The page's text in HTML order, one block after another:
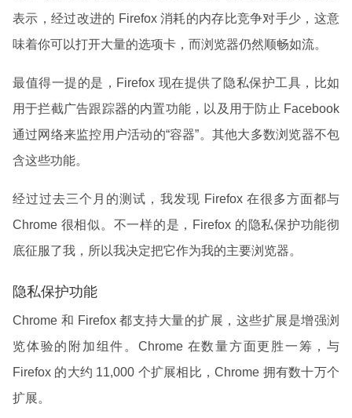
表示，经过改进的 Firefox 消耗的内存比竞争对手少，这意
味着你可以打开大量的选项卡，而浏览器仍然顺畅如流。
最值得一提的是，Firefox 现在提供了隐私保护工具，比如
用于拦截广告跟踪器的内置功能，以及用于防止 Facebook
通过网络来监控用户活动的“容器”。其他大多数浏览器不包
含这些功能。
经过过去三个月的测试，我发现 Firefox 在很多方面都与
Chrome 很相似。不一样的是，Firefox 的隐私保护功能彻
底征服了我，所以我决定把它作为我的主要浏览器。
隐私保护功能
Chrome 和 Firefox 都支持大量的扩展，这些扩展是增强浏
览体验的附加组件。Chrome 在数量方面更胜一筹，与
Firefox 的大约 11,000 个扩展相比，Chrome 拥有数十万个
扩展。